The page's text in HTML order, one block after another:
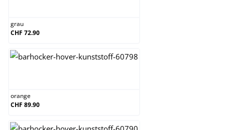
grau
CHF 72.90
orange
CHF 89.90